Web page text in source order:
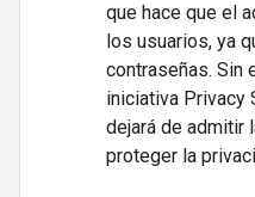
que hace que el
los usuarios, ya
contraseñas. Sin
iniciativa Privacy
dejará de admitir
proteger la